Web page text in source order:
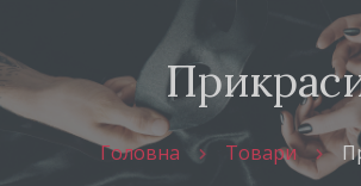
Головна Товари